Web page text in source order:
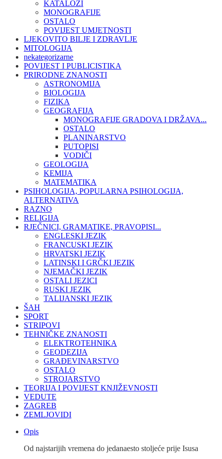
KATALOZI
MONOGRAFIJE
OSTALO
POVIJEST UMJETNOSTI
LJEKOVITO BILJE I ZDRAVLJE
MITOLOGIJA
nekategorizarne
POVIJEST I PUBLICISTIKA
PRIRODNE ZNANOSTI
ASTRONOMIJA
BIOLOGIJA
FIZIKA
GEOGRAFIJA
MONOGRAFIJE GRADOVA I DRŽAVA...
OSTALO
PLANINARSTVO
PUTOPISI
VODIČI
GEOLOGIJA
KEMIJA
MATEMATIKA
PSIHOLOGIJA, POPULARNA PSIHOLOGIJA,
ALTERNATIVA
RAZNO
RELIGIJA
RJEČNICI, GRAMATIKE, PRAVOPISI...
ENGLESKI JEZIK
FRANCUSKI JEZIK
HRVATSKI JEZIK
LATINSKI I GRČKI JEZIK
NJEMAČKI JEZIK
OSTALI JEZICI
RUSKI JEZIK
TALIJANSKI JEZIK
ŠAH
SPORT
STRIPOVI
TEHNIČKE ZNANOSTI
ELEKTROTEHNIKA
GEODEZIJA
GRAĐEVINARSTVO
OSTALO
STROJARSTVO
TEORIJA I POVIJEST KNJIŽEVNOSTI
VEDUTE
ZAGREB
ZEMLJOVIDI
Opis
Od najstarijih vremena do jedanaesto stoljeće prije Isusa